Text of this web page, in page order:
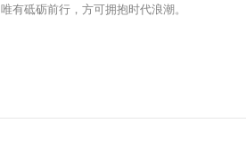
唯有砥砺前行，方可拥抱时代浪潮。